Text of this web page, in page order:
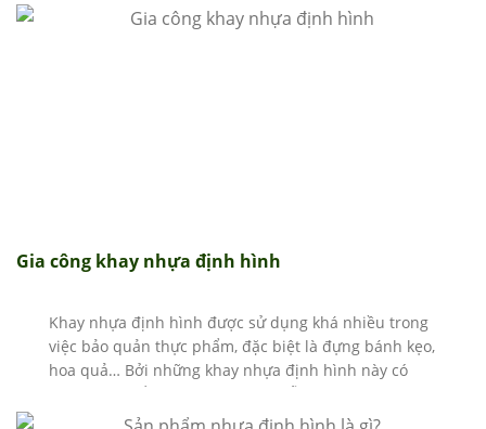
Gia công khay nhựa định hình
Khay nhựa định hình được sử dụng khá nhiều trong
việc bảo quản thực phẩm, đặc biệt là đựng bánh kẹo,
hoa quả… Bởi những khay nhựa định hình này có
những ưu điểm như sự tiện lợi, dễ sử dụng và bảo
quản thực phẩm tốt, không bị hư hỏng và dễ dàng